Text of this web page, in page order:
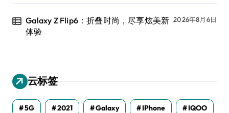
Galaxy Z Flip6：折叠时尚，尽享炫美新
体验
2026年8月6日
云标签
5G 2021 Galaxy IPhone IQOO